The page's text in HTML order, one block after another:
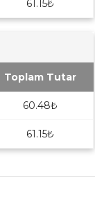
61.15₺
Toplam Tutar
60.48₺
61.15₺